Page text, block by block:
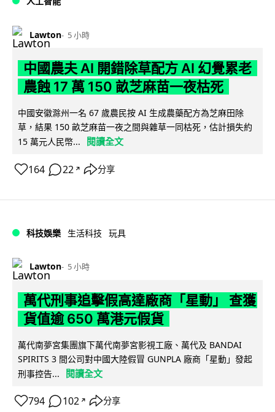
Lawton 5 小時
中國農夫 AI 開錯除草配方 AI 幻覺累老
農蝕 17 萬 150 畝芝麻苗一夜枯死
中國安徽滁州一名 67 歲農民按 AI 生成農藥配方為芝麻田除
草，結果 150 畝芝麻苗一夜之間與雜草一同枯死，估計損失約
15 萬元人民幣...
閱讀全文
164 22 ↗ 分享
科技娛樂 生活科技 玩具
Lawton 5 小時
萬代刑事追擊假高達廠商「星動」 查獲
貨值逾 650 萬港元假貨
萬代南夢宮集團旗下萬代南夢宮影視工廠、萬代及 BANDAI
SPIRITS 3 間公司對中國大陸假冒 GUNPLA 廠商「星動」發起
刑事控告...
閱讀全文
794 102 ↗ 分享